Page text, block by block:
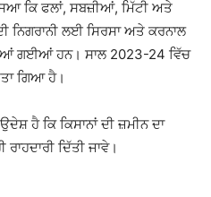
ਕਿ ਫਲਾਂ, ਸਬਜ਼ੀਆਂ, ਮਿੱਟੀ ਅਤੇ
ਨਿਗਰਾਨੀ ਲਈ ਸਿਰਸਾ ਅਤੇ ਕਰਨਾਲ
ਗਈਆਂ ਹਨ। ਸਾਲ 2023-24 ਵਿੱਚ
ਗਿਆ ਹੈ।
ਹੈ ਕਿ ਕਿਸਾਨਾਂ ਦੀ ਜ਼ਮੀਨ ਦਾ
ਦਿੱਤੀ ਜਾਵੇ।